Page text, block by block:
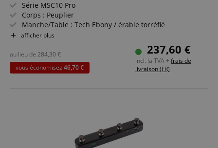
Série MSC10 Pro
Corps : Peuplier
Manche/Table : Tech Ebony / érable torréfié
Micros : 2x MSC-1 Single Coil, 1x MHB-1 Humbucker
Couleur & Finition : Vintage White, Brillant
Housse incluse
Pack économique incluant ampli guitare, méthode,
afficher plus
237,60 €
incl. la TVA + frais de
livraison (FR)
au lieu de 284,30 €
vous économisez 46,70 €